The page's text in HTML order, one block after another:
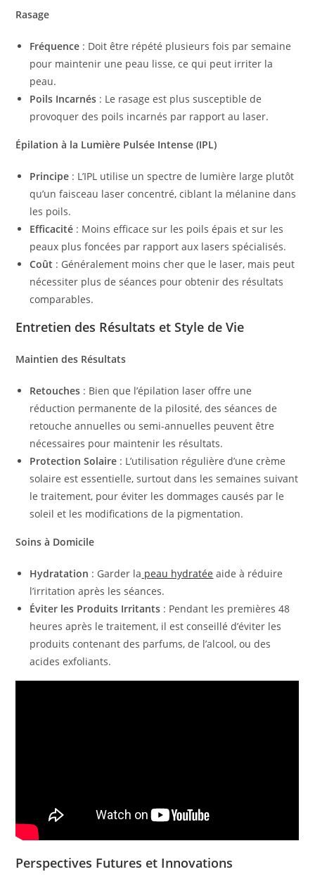
Rasage
Fréquence : Doit être répété plusieurs fois par semaine
pour maintenir une peau lisse, ce qui peut irriter la
peau.
Poils Incarnés : Le rasage est plus susceptible de
provoquer des poils incarnés par rapport au laser.
Épilation à la Lumière Pulsée Intense (IPL)
Principe : L’IPL utilise un spectre de lumière large plutôt
qu’un faisceau laser concentré, ciblant la mélanine dans
les poils.
Efficacité : Moins efficace sur les poils épais et sur les
peaux plus foncées par rapport aux lasers spécialisés.
Coût : Généralement moins cher que le laser, mais peut
nécessiter plus de séances pour obtenir des résultats
comparables.
Entretien des Résultats et Style de Vie
Maintien des Résultats
Retouches : Bien que l’épilation laser offre une
réduction permanente de la pilosité, des séances de
retouche annuelles ou semi-annuelles peuvent être
nécessaires pour maintenir les résultats.
Protection Solaire : L’utilisation régulière d’une crème
solaire est essentielle, surtout dans les semaines suivant
le traitement, pour éviter les dommages causés par le
soleil et les modifications de la pigmentation.
Soins à Domicile
Hydratation : Garder la peau hydratée aide à réduire
l’irritation après les séances.
Éviter les Produits Irritants : Pendant les premières 48
heures après le traitement, il est conseillé d’éviter les
produits contenant des parfums, de l’alcool, ou des
acides exfoliants.
Perspectives Futures et Innovations